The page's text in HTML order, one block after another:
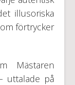
illusoriska
förtrycker
Mästaren
uttalade på